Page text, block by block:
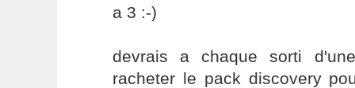
a 3 :-)
devrais a chaque sorti
racheter le pack discovery